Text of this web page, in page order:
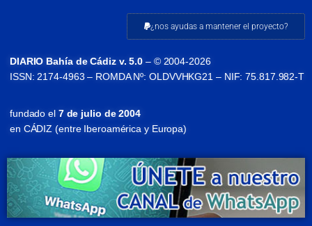
¿nos ayudas a mantener el proyecto?
DIARIO Bahía de Cádiz v. 5.0 – © 2004-2026
ISSN: 2174-4963 – ROMDA Nº: OLDVVHKG21 – NIF: 75.817.982-T
fundado el7 de julio de 2004
en CÁDIZ (entre Iberoamérica y Europa)